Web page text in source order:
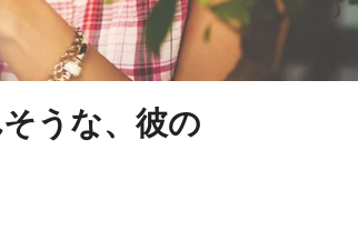
うな、彼の